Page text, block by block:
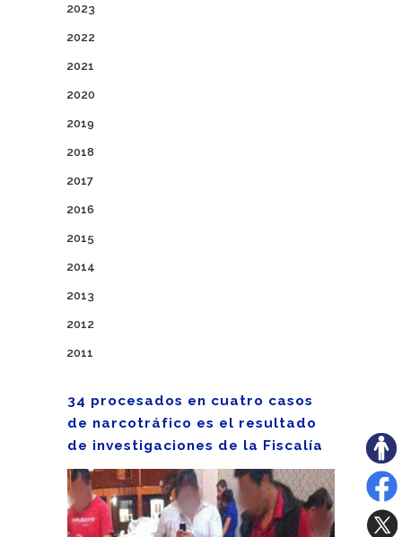
2023
2022
2021
2020
2019
2018
2017
2016
2015
2014
2013
2012
2011
34 procesados en cuatro casos
de narcotráfico es el resultado
de investigaciones de la Fiscalía